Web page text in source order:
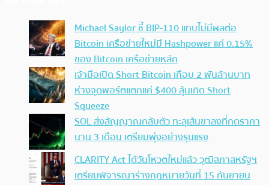
Michael Saylor ชี้ BIP-110 แทบไม่มีผลต่อ
Bitcoin เครือข่ายใหม่มี Hashpower แค่ 0.15%
ของ Bitcoin เครือข่ายหลัก
เจ้ามือเปิด Short Bitcoin เกือบ 2 พันล้านบาท
ห่างจุดพอร์ตแตกแค่ $400 ลุ้นเกิด Short
Squeeze
SOL ส่งสัญญาณกลับตัว ทะลุเส้นขาลงที่กดราคา
นาน 3 เดือน เตรียมพุ่งอย่างรุนแรง
CLARITY Act ได้วันโหวตใหม่แล้ว วุฒิสภาสหรัฐฯ
เตรียมพิจารณาร่างกฎหมายวันที่ 15 กันยายน